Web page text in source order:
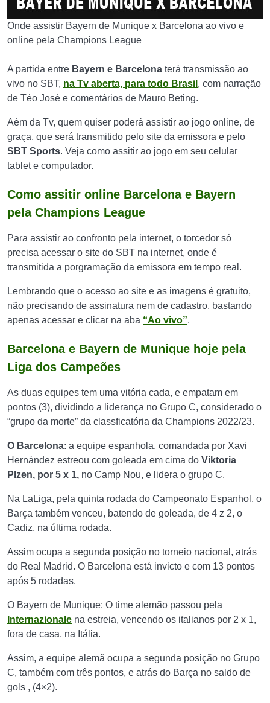
Onde assistir Bayern de Munique x Barcelona ao vivo e
online pela Champions League
A partida entre Bayern e Barcelona terá transmissão ao
vivo no SBT, na Tv aberta, para todo Brasil , com narração
de Téo José e comentários de Mauro Beting.
Aém da Tv, quem quiser poderá assistir ao jogo online, de
graça, que será transmitido pelo site da emissora e pelo
SBT Sports. Veja como assitir ao jogo em seu celular
tablet e computador.
Como assitir online Barcelona e Bayern
pela Champions League
Para assistir ao confronto pela internet, o torcedor só
precisa acessar o site do SBT na internet, onde é
transmitida a porgramação da emissora em tempo real.
Lembrando que o acesso ao site e as imagens é gratuito,
não precisando de assinatura nem de cadastro, bastando
apenas acessar e clicar na aba “Ao vivo”.
Barcelona e Bayern de Munique hoje pela
Liga dos Campeões
As duas equipes tem uma vitória cada, e empatam em
pontos (3), dividindo a liderança no Grupo C, considerado o
“grupo da morte” da classficatória da Champions 2022/23.
O Barcelona: a equipe espanhola, comandada por Xavi
Hernández estreou com goleada em cima do Viktoria
Plzen, por 5 x 1, no Camp Nou, e lidera o grupo C.
Na LaLiga, pela quinta rodada do Campeonato Espanhol, o
Barça também venceu, batendo de goleada, de 4 z 2, o
Cadiz, na última rodada.
Assim ocupa a segunda posição no torneio nacional, atrás
do Real Madrid. O Barcelona está invicto e com 13 pontos
após 5 rodadas.
O Bayern de Munique: O time alemão passou pela
nternazionale na estreia, vencendo os italianos por 2 x 1,
fora de casa, na Itália.
Assim, a equipe alemã ocupa a segunda posição no Grupo
C, também com três pontos, e atrás do Barça no saldo de
gols , (4×2).